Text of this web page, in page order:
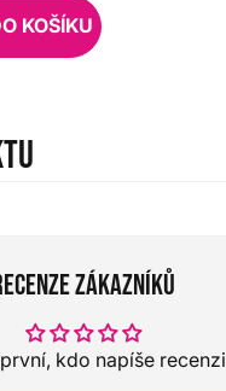
KOŠÍKU
zákazníků
kdo napíše recenzi